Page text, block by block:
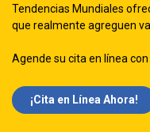
Tendencias Mundiales
que realmente agreguen
Agende su cita en línea
¡Cita en Línea Ah​​ora!